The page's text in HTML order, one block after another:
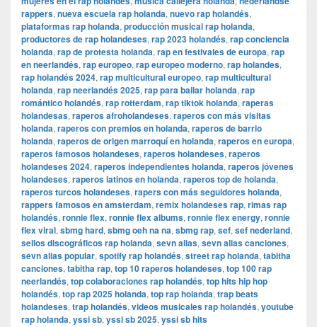
rappers, nueva escuela rap holanda, nuevo rap holandés,
plataformas rap holanda, producción musical rap holanda,
productores de rap holandeses, rap 2023 holandés, rap conciencia
holanda, rap de protesta holanda, rap en festivales de europa, rap
en neerlandés, rap europeo, rap europeo moderno, rap holandes,
rap holandés 2024, rap multicultural europeo, rap multicultural
holanda, rap neerlandés 2025, rap para bailar holanda, rap
romántico holandés, rap rotterdam, rap tiktok holanda, raperas
holandesas, raperos afroholandeses, raperos con más visitas
holanda, raperos con premios en holanda, raperos de barrio
holanda, raperos de origen marroquí en holanda, raperos en europa,
raperos famosos holandeses, raperos holandeses, raperos
holandeses 2024, raperos independientes holanda, raperos jóvenes
holandeses, raperos latinos en holanda, raperos top de holanda,
raperos turcos holandeses, rapers con más seguidores holanda,
rappers famosos en amsterdam, remix holandeses rap, rimas rap
holandés, ronnie flex, ronnie flex albums, ronnie flex energy, ronnie
flex viral, sbmg hard, sbmg oeh na na, sbmg rap, sef, sef nederland,
sellos discográficos rap holanda, sevn alias, sevn alias canciones,
sevn alias popular, spotify rap holandés, street rap holanda, tabitha
canciones, tabitha rap, top 10 raperos holandeses, top 100 rap
neerlandés, top colaboraciones rap holandés, top hits hip hop
holandés, top rap 2025 holanda, top rap holanda, trap beats
holandeses, trap holandés, videos musicales rap holandés, youtube
rap holanda, yssi sb, yssi sb 2025, yssi sb hits